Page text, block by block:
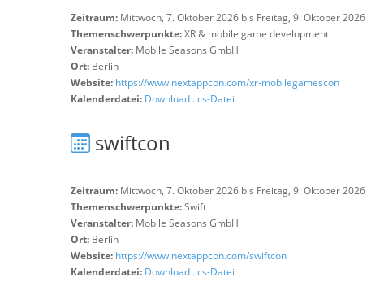
Zeitraum: Mittwoch, 7. Oktober 2026 bis Freitag, 9. Oktober 2026
Themenschwerpunkte:XR & mobile game development
Veranstalter: Mobile Seasons GmbH
Ort: Berlin
Website: https://www.nextappcon.com/xr-mobilegamescon
Kalenderdatei: Download .ics-Datei
swiftcon
Zeitraum: Mittwoch, 7. Oktober 2026 bis Freitag, 9. Oktober 2026
Themenschwerpunkte:Swift
Veranstalter: Mobile Seasons GmbH
Ort: Berlin
Website: https://www.nextappcon.com/swiftcon
Kalenderdatei: Download .ics-Datei